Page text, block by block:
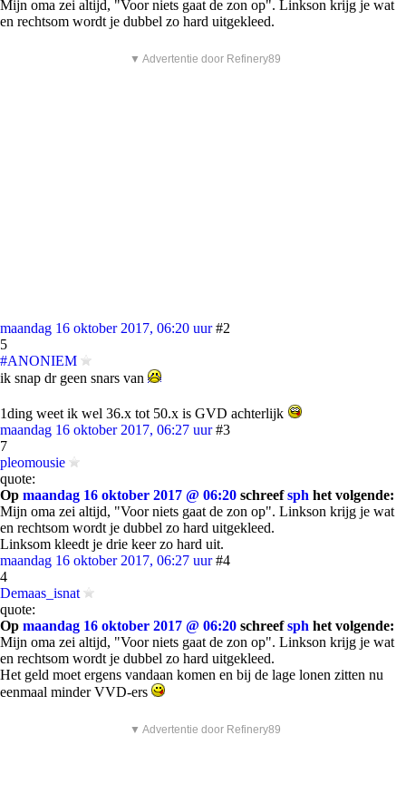
Mijn oma zei altijd, "Voor niets gaat de zon op". Linkson krijg je wat
en rechtsom wordt je dubbel zo hard uitgekleed.
▼ Advertentie door Refinery89
maandag 16 oktober 2017, 06:20 uur #2
5
#ANONIEM
ik snap dr geen snars van
1ding weet ik wel 36.x tot 50.x is GVD achterlijk
maandag 16 oktober 2017, 06:27 uur #3
7
pleomousie
quote:
Op maandag 16 oktober 2017 @ 06:20 schreefsph het volgende:
Mijn oma zei altijd, "Voor niets gaat de zon op". Linkson krijg je wat
en rechtsom wordt je dubbel zo hard uitgekleed.
Linksom kleedt je drie keer zo hard uit.
maandag 16 oktober 2017, 06:27 uur #4
4
Demaas_isnat
quote:
Op maandag 16 oktober 2017 @ 06:20 schreefsph het volgende:
Mijn oma zei altijd, "Voor niets gaat de zon op". Linkson krijg je wat
en rechtsom wordt je dubbel zo hard uitgekleed.
Het geld moet ergens vandaan komen en bij de lage lonen zitten nu
eenmaal minder VVD-ers
▼ Advertentie door Refinery89